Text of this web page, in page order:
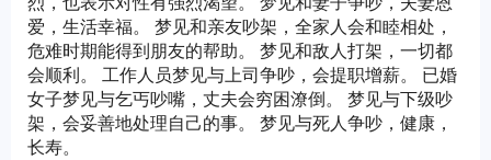
爱，生活幸福。 梦见和亲友吵架，全家人会和睦相处，
危难时期能得到朋友的帮助。 梦见和敌人打架，一切都
会顺利。 工作人员梦见与上司争吵，会提职增薪。 已婚
女子梦见与乞丐吵嘴，丈夫会穷困潦倒。 梦见与下级吵
架，会妥善地处理自己的事。 梦见与死人争吵，健康，
长寿。